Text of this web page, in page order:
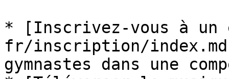
* [Inscrivez-vous à un
fr/inscription/
gymnastes dans une